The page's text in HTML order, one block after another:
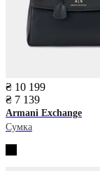
₴ 10 199
₴ 7 139
Armani Exchange
Сумка